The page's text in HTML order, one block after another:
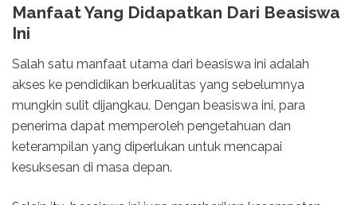
Manfaat Yang Didapatkan Dari Beasiswa
Ini
Salah satu manfaat utama dari beasiswa ini adalah
akses ke pendidikan berkualitas yang sebelumnya
mungkin sulit dijangkau. Dengan beasiswa ini, para
penerima dapat memperoleh pengetahuan dan
keterampilan yang diperlukan untuk mencapai
kesuksesan di masa depan.